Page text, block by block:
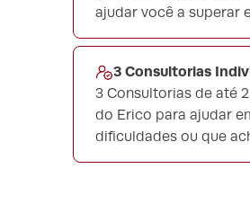
ajudar você a superar
3 Consultorias
3 Consultorias de até
do Erico para ajudar
dificuldades ou que